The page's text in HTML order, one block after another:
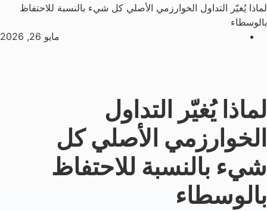
لماذا يُغيّر التداول الخوارزمي الأصلي كل شيء بالنسبة للاحتفاظ
بالوسطاء
مايو 26, 2026
لماذا يُغيّر التداول
الخوارزمي الأصلي كل
شيء بالنسبة للاحتفاظ
بالوسطاء